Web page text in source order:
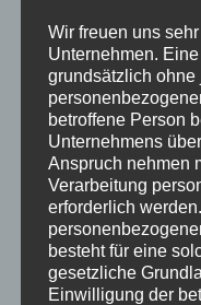
Drechslerei Spitzbart
In diesem zweitägigen
drechseln in Längs und
Ihr werdet den
den verschiedenen
Verwenden der
wir uns ansehen.
Da in diesem Kurs nur
per E-Mail
Wir freuen uns
Unternehmen.
grundsätzlich ohne
betroffene Person
Unternehmens
Anspruch nehmen
Verarbeitung
erforderlich
besteht für eine
gesetzliche
Einwilligung der